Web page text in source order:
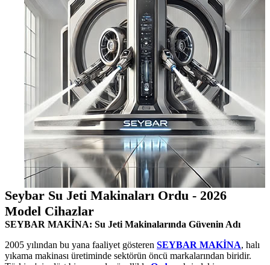
Seybar Su Jeti Makinaları Ordu - 2026
Model Cihazlar
SEYBAR MAKİNA: Su Jeti Makinalarında Güvenin Adı
2005 yılından bu yana faaliyet gösteren SEYBAR MAKİNA, halı
yıkama makinası üretiminde sektörün öncü markalarından biridir.